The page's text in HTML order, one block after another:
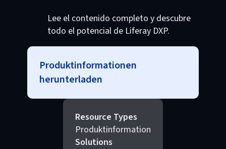
Lee el contenido completo y descubre
todo el potencial de Liferay DXP.
Produktinformationen
herunterladen
Resource Types
Produktinformation
Solutions